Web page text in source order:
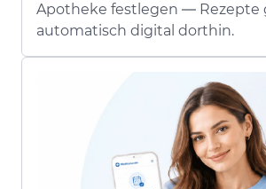
Apotheke festlegen — Rezepte
automatisch digital dorthin.